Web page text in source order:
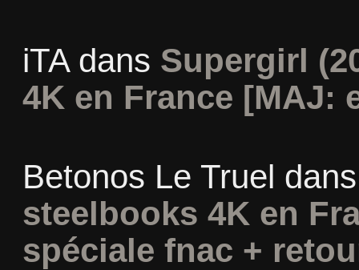
iTAdans Supergirl
4K en France [MAJ:
Betonos Le Truel
steelbooks 4K en
spéciale fnac +